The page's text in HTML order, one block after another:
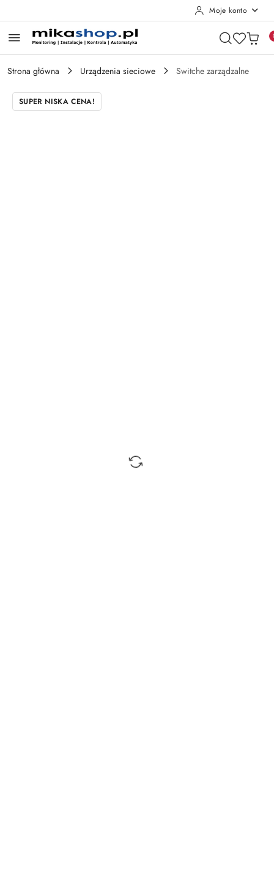
Moje konto
Strona główna Urządzenia sieciowe Switche zarządzalne
SUPER NISKA CENA!